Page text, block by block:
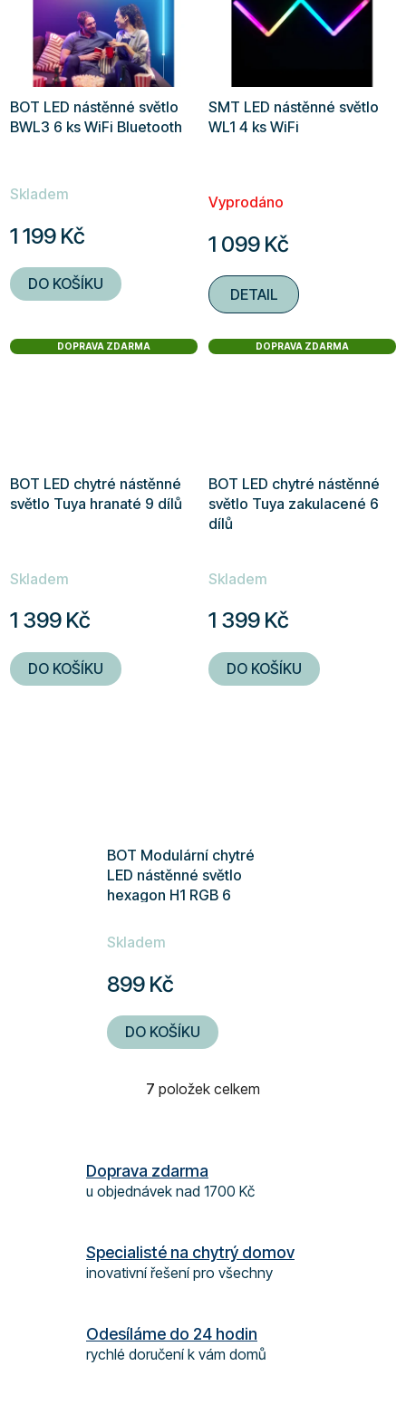
BOT LED nástěnné světlo
BWL3 6 ks WiFi Bluetooth
hodnocení
je
5,0
z
hvězdiček.
Skladem
1 199 Kč
DO KOŠÍKU
SMT LED nástěnné světlo
WL1 4 ks WiFi
Vyprodáno
1 099 Kč
DETAIL
DOPRAVA ZDARMA
BOT LED chytré nástěnné
světlo Tuya hranaté 9 dílů
Skladem
1 399 Kč
DO KOŠÍKU
DOPRAVA ZDARMA
BOT LED chytré nástěnné
světlo Tuya zakulacené 6
dílů
Skladem
1 399 Kč
DO KOŠÍKU
BOT Modulární chytré
LED nástěnné světlo
hexagon H1 RGB 6
hodnocení
je
5,0
z
hvězdiček.
Skladem
899 Kč
DO KOŠÍKU
O
d
a
p
r
y
v
7 položek celkem
Doprava zdarma
u objednávek nad 1700 Kč
Specialisté na chytrý domov
inovativní řešení pro všechny
Odesíláme do 24 hodin
rychlé doručení k vám domů